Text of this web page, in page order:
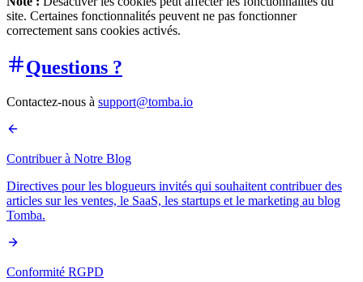
site. Certaines fonctionnalités peuvent ne pas fonctionner
correctement sans cookies activés.
Questions ?
Contactez-nous à support@tomba.io
Contribuer à Notre Blog
Directives pour les blogueurs invités qui souhaitent contribuer des
articles sur les ventes, le SaaS, les startups et le marketing au blog
Tomba.
Conformité RGPD